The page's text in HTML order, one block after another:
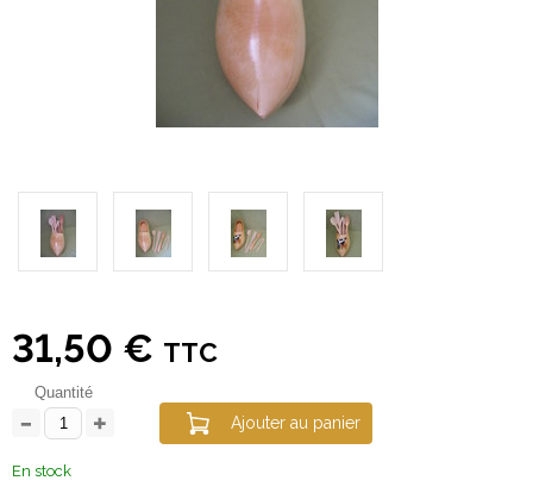
31,50 € TTC
Quantité
Ajouter au panier
En stock